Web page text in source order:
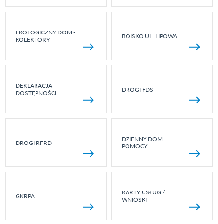
EKOLOGICZNY DOM -
KOLEKTORY
BOISKO UL. LIPOWA
DEKLARACJA
DOSTĘPNOŚCI
DROGI FDS
DROGI RFRD
DZIENNY DOM
POMOCY
GKRPA
KARTY USŁUG /
WNIOSKI